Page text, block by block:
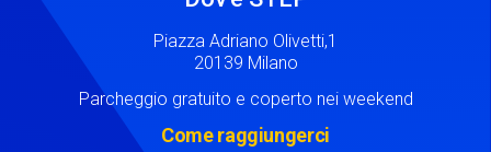
Piazza Adriano Olivetti,1
20139 Milano
Parcheggio gratuito e coperto nei weekend
Come raggiungerci